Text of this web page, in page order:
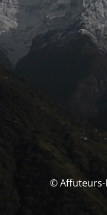
© Affuteurs-